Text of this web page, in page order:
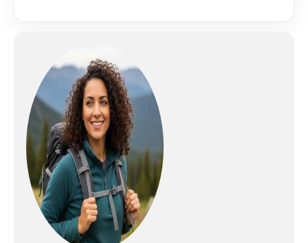
réglage FlickLock pro
Pointes Flex tech
permettant d'utiliser
des pointes en
carbure ou
caoutchouc